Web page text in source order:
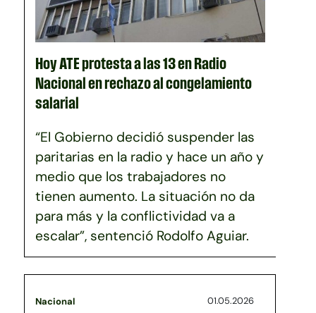
Hoy ATE protesta a las 13 en Radio
Nacional en rechazo al congelamiento
salarial
“El Gobierno decidió suspender las
paritarias en la radio y hace un año y
medio que los trabajadores no
tienen aumento. La situación no da
para más y la conflictividad va a
escalar”, sentenció Rodolfo Aguiar.
Nacional 01.05.2026